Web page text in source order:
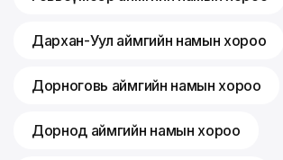
Дархан-Уул аймгийн намын хороо
Дорноговь аймгийн намын хороо
Дорнод аймгийн намын хороо